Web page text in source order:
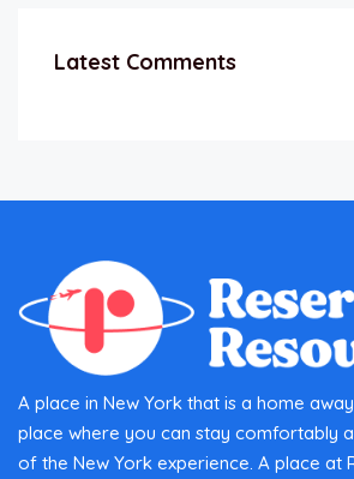
Latest Comments
A place in New York that is a home
place where you can stay comfortably
of the New York experience. A place at